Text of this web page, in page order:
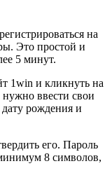
на
Это простой и
5 минут.
1win и кликнуть на
нужно ввести свои
рождения и
его. Пароль
8 символов,